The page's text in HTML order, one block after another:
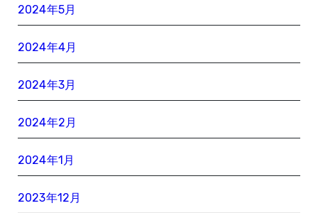
2024年5月
2024年4月
2024年3月
2024年2月
2024年1月
2023年12月